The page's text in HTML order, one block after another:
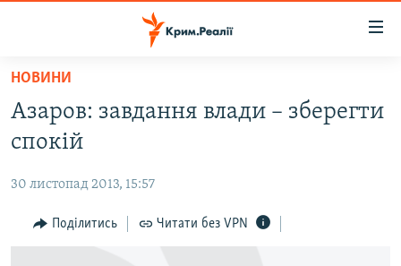
Перейти
основного
матеріалу
до
навігації
Перейти
ВОДА.КРИМ
ПОЛІТИКА
БЛОГИ
НОВИНИ
Азаров: завдання влади – зберегти
спокій
30 листопад 2013, 15:57
Поділитись Читати без VPN